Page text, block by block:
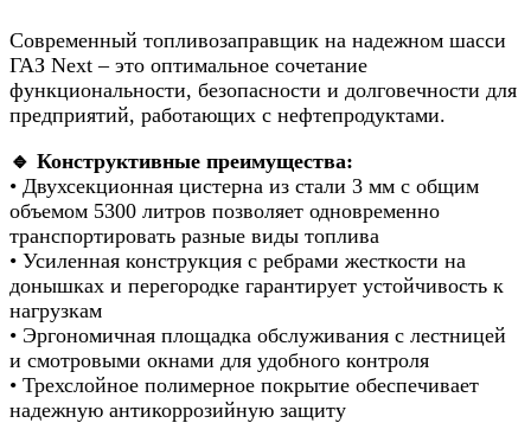
Современный топливозаправщик на надежном шасси
ГАЗ Next – это оптимальное сочетание
функциональности, безопасности и долговечности для
предприятий, работающих с нефтепродуктами.
🔹 Конструктивные преимущества:
• Двухсекционная цистерна из стали 3 мм с общим
объемом 5300 литров позволяет одновременно
транспортировать разные виды топлива
• Усиленная конструкция с ребрами жесткости на
донышках и перегородке гарантирует устойчивость к
нагрузкам
• Эргономичная площадка обслуживания с лестницей
и смотровыми окнами для удобного контроля
• Трехслойное полимерное покрытие обеспечивает
надежную антикоррозийную защиту